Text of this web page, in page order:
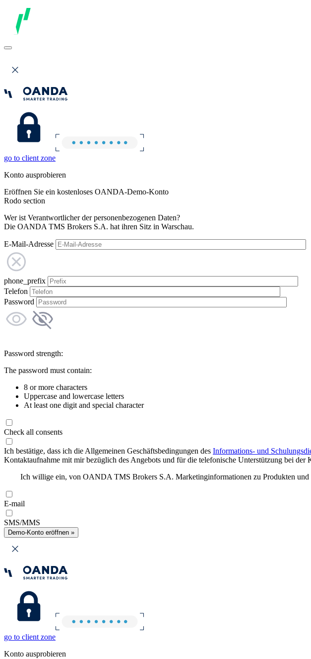
go to client zone
Konto ausprobieren
Eröffnen Sie ein kostenloses OANDA-Demo-Konto
Rodo section
Wer ist Verantwortlicher der personenbezogenen Daten?
Die OANDA TMS Brokers S.A. hat ihren Sitz in Warschau.
E-Mail-Adresse
phone_prefix
Telefon
Password
Password strength:
The password must contain:
8 or more characters
Uppercase and lowercase letters
At least one digit and special character
Check all consents
Ich bestätige, dass ich die Allgemeinen Geschäftsbedingungen des Informations- und
Kontaktaufnahme mit mir bezüglich des Angebots und für die telefonische Unterstützung bei
Ich willige ein, von OANDA TMS Brokers S.A. Marketinginformationen zu Produkten und
E-mail
SMS/MMS
Demo-Konto eröffnen »
go to client zone
Konto ausprobieren